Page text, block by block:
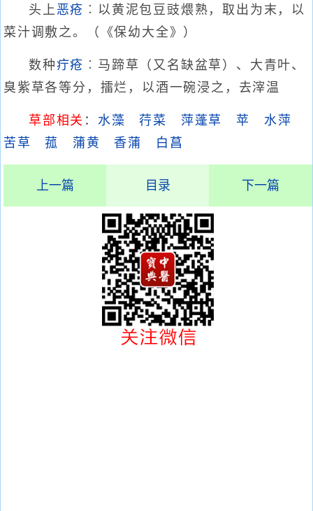
头上 恶疮 ︰以黄泥包豆豉煨熟，取出为末，以
菜汁调敷之。（《保幼大全》）
数种疔疮 ︰马蹄草（又名缺盆草）、大青叶、
臭紫草各等分，擂烂，以酒一碗浸之，去滓温
草部相关 ： 水藻 荇菜 萍蓬草 苹
水萍
苦草
菰 蒲黄 香蒲 白菖
上一篇 目录 下一篇